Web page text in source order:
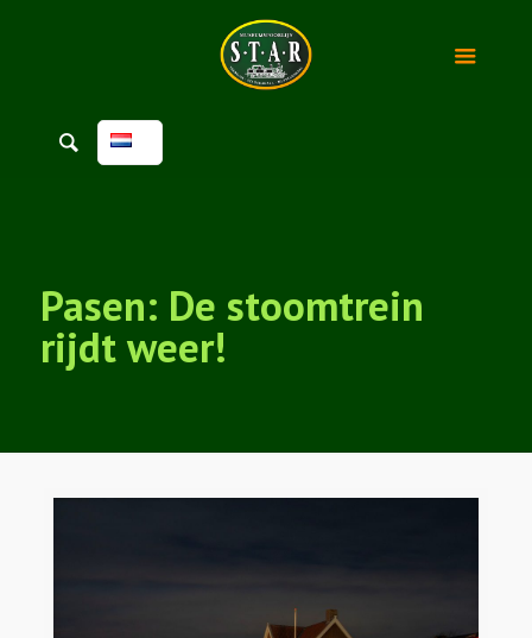
Pasen: De stoomtrein
rijdt weer!